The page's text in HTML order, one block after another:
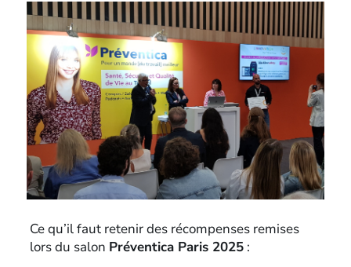
Ce qu’il faut retenir des récompenses remises
lors du salon Préventica Paris 2025: